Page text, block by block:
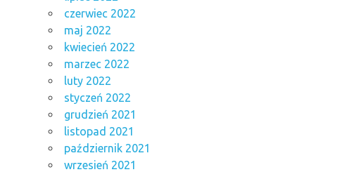
czerwiec 2022
maj 2022
kwiecień 2022
marzec 2022
luty 2022
styczeń 2022
grudzień 2021
listopad 2021
październik 2021
wrzesień 2021